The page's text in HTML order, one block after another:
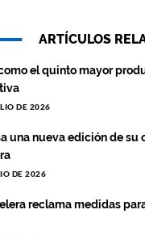
ARTÍCULOS
el quinto mayor
DE 2026
una nueva edición de
DE 2026
reclama medidas